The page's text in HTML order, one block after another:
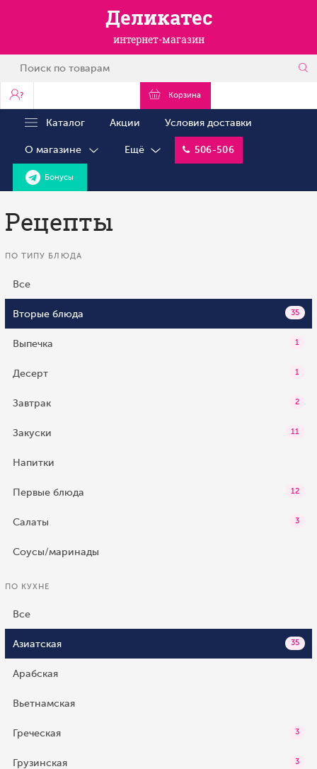
Деликатес
интернет-магазин
? Корзина
Каталог Акции Условия доставки
О магазине Ещё 506-506
Бонусы
Рецепты
ПО ТИПУ БЛЮДА
Все
Вторые блюда 35
Выпечка 1
Десерт 1
Завтрак 2
Закуски 11
Напитки
Первые блюда 12
Салаты 3
Соусы/маринады
ПО КУХНЕ
Все
Азиатская 35
Арабская
Вьетнамская
Греческая 3
Грузинская 3